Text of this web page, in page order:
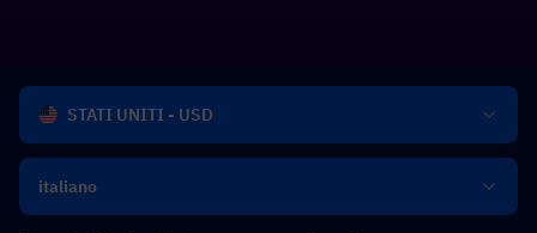
STATI UNITI - USD
italiano